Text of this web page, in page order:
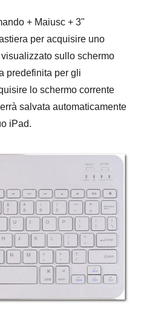
+ Maiusc + 3"
per acquisire uno
sullo schermo
predefinita per gli
lo schermo corrente
salvata automaticamente
iPad.